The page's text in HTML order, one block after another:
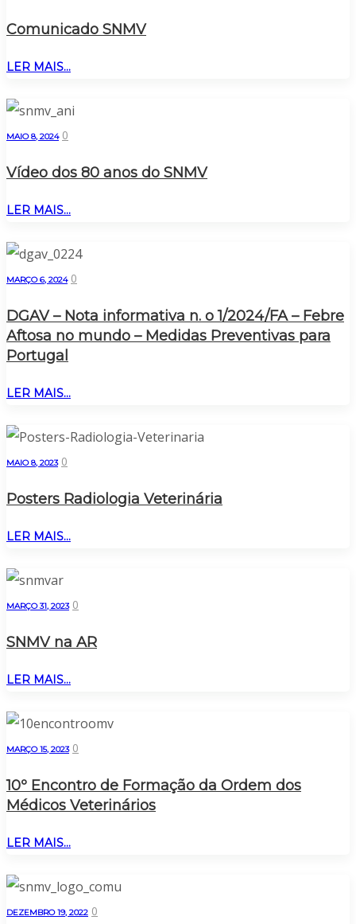
Comunicado SNMV
LER MAIS...
MAIO 8, 2024 0
Vídeo dos 80 anos do SNMV
LER MAIS...
MARÇO 6, 2024 0
DGAV – Nota informativa n. o 1/2024/FA – Febre
Aftosa no mundo – Medidas Preventivas para
Portugal
LER MAIS...
MAIO 8, 2023 0
Posters Radiologia Veterinária
LER MAIS...
MARÇO 31, 2023 0
SNMV na AR
LER MAIS...
MARÇO 15, 2023 0
10º Encontro de Formação da Ordem dos
Médicos Veterinários
LER MAIS...
DEZEMBRO 19, 2022 0